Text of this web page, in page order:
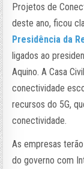
Projetos de
deste ano, ficou
Presidência da
ligados ao
Aquino. A Casa
conectividade
recursos do 5G,
conectividade.
As empresas
do governo com